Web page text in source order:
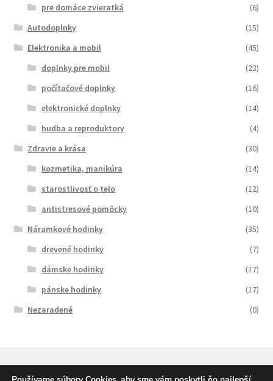
pre domáce zvieratká
(6)
Autodoplnky
(15)
Elektronika a mobil
(45)
doplnky pre mobil
(23)
počítačové doplnky
(16)
elektronické doplnky
(14)
hudba a reproduktory
(4)
Zdravie a krása
(30)
kozmetika, manikúra
(14)
starostlivosť o telo
(12)
antistresové pomôcky
(10)
Náramkové hodinky
(35)
drevené hodinky
(7)
dámske hodinky
(17)
pánske hodinky
(17)
Nezaradené
(0)